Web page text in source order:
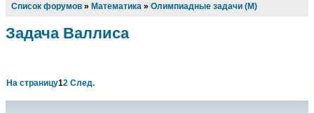
Список форумов » Математика » Олимпиадные задачи (М)
Задача Валлиса
На страницу12 След.